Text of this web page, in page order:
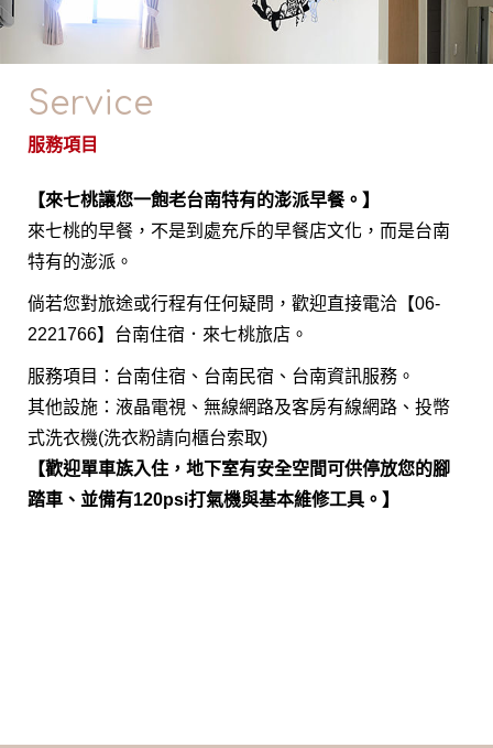
Service
服務項目
【來七桃讓您一飽老台南特有的澎派早餐。】
來七桃的早餐，不是到處充斥的早餐店文化，而是台南
特有的澎派。
倘若您對旅途或行程有任何疑問，歡迎直接電洽【06-
2221766】台南住宿．來七桃旅店。
服務項目：台南住宿、台南民宿、台南資訊服務。
其他設施：液晶電視、無線網路及客房有線網路、投幣
式洗衣機(洗衣粉請向櫃台索取)
【歡迎單車族入住，地下室有安全空間可供停放您的腳
踏車、並備有120psi打氣機與基本維修工具。】